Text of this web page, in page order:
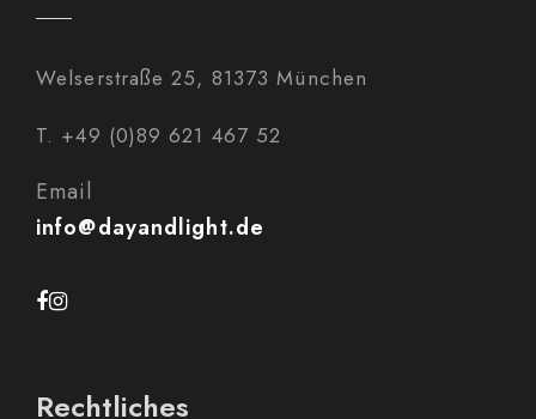
Welserstraße 25, 81373 München
T. +49 (0)89 621 467 52
Email
info@dayandlight.de
Rechtliches